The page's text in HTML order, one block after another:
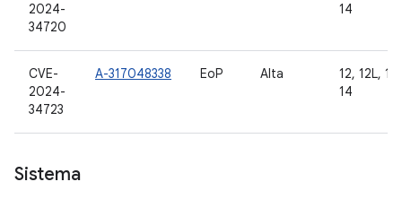
2024-
34720
14
CVE-
2024-
34723
A-317048338 EoP Alta
12, 12L, 13,
14
Sistema